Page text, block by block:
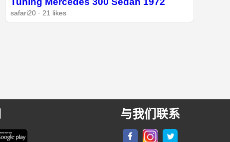
safari20 · 21 likes
与我们联系